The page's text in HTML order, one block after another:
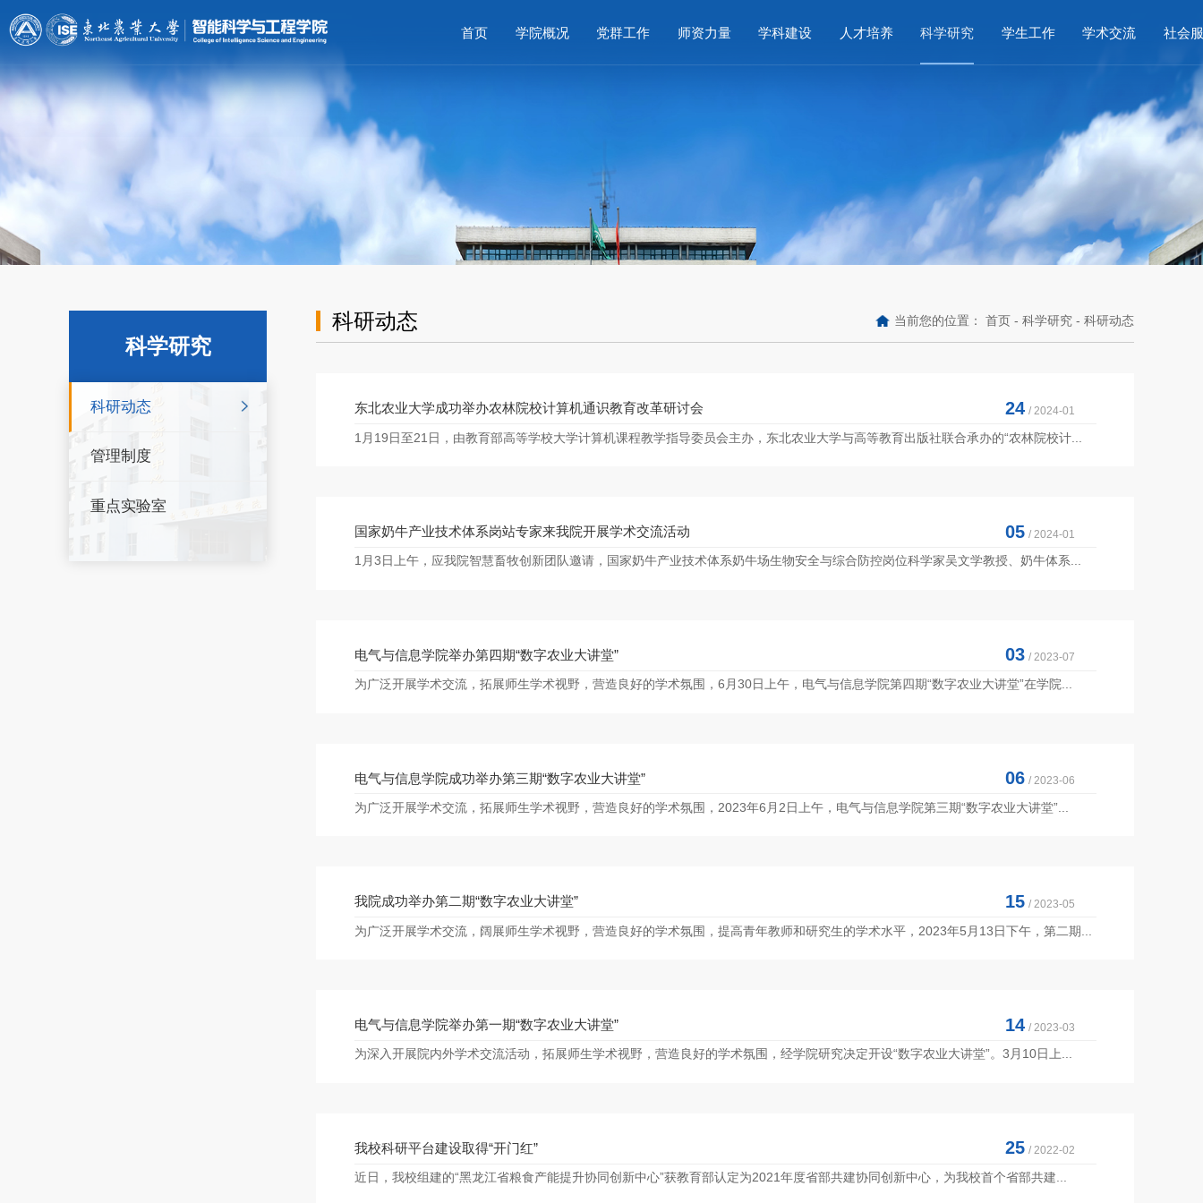
首页 学院概况 党群工作 师资力量 学科建设 人才培养 科学研究 学生工作 学术交流 社会
科学研究
科研动态
管理制度
重点实验室
科研动态 当前您的位置： 首页 - 科学研究 - 科研动态
东北农业大学成功举办农林院校计算机通识教育改革研讨会 24 / 2024-01
1月19日至21日，由教育部高等学校大学计算机课程教学指导委员会主办，东北农业大学与高等教育出版社联合承办的“农林院校计...
国家奶牛产业技术体系岗站专家来我院开展学术交流活动 05 / 2024-01
1月3日上午，应我院智慧畜牧创新团队邀请，国家奶牛产业技术体系奶牛场生物安全与综合防控岗位科学家吴文学教授、奶牛体系...
电气与信息学院举办第四期“数字农业大讲堂” 03 / 2023-07
为广泛开展学术交流，拓展师生学术视野，营造良好的学术氛围，6月30日上午，电气与信息学院第四期“数字农业大讲堂”在学院...
电气与信息学院成功举办第三期“数字农业大讲堂” 06 / 2023-06
为广泛开展学术交流，拓展师生学术视野，营造良好的学术氛围，2023年6月2日上午，电气与信息学院第三期“数字农业大讲堂”...
我院成功举办第二期“数字农业大讲堂” 15 / 2023-05
为广泛开展学术交流，阔展师生学术视野，营造良好的学术氛围，提高青年教师和研究生的学术水平，2023年5月13日下午，第二期...
电气与信息学院举办第一期“数字农业大讲堂” 14 / 2023-03
为深入开展院内外学术交流活动，拓展师生学术视野，营造良好的学术氛围，经学院研究决定开设“数字农业大讲堂”。3月10日上...
我校科研平台建设取得“开门红” 25 / 2022-02
近日，我校组建的“黑龙江省粮食产能提升协同创新中心”获教育部认定为2021年度省部共建协同创新中心，为我校首个省部共建...